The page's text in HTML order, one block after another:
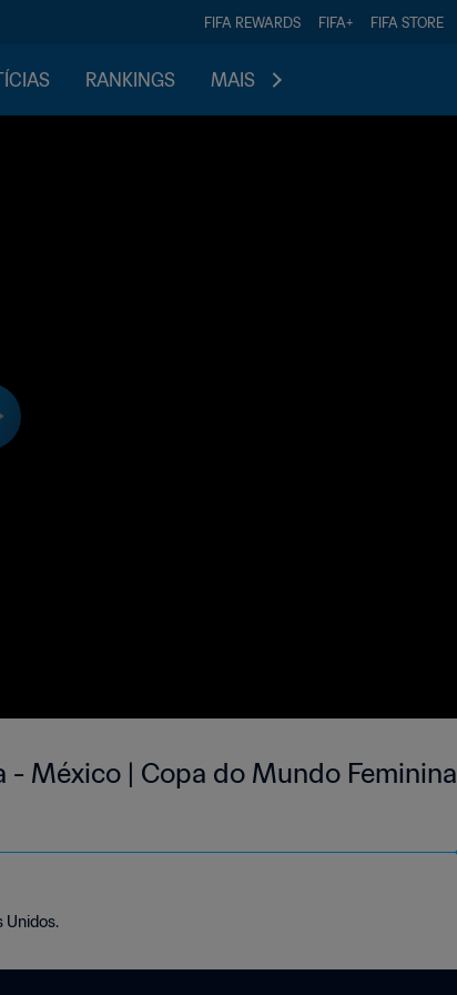
FIFA REWARDS FIFA+ FIFA STORE
RANKINGS MAIS
- México | Copa do Mundo Feminina
Unidos.